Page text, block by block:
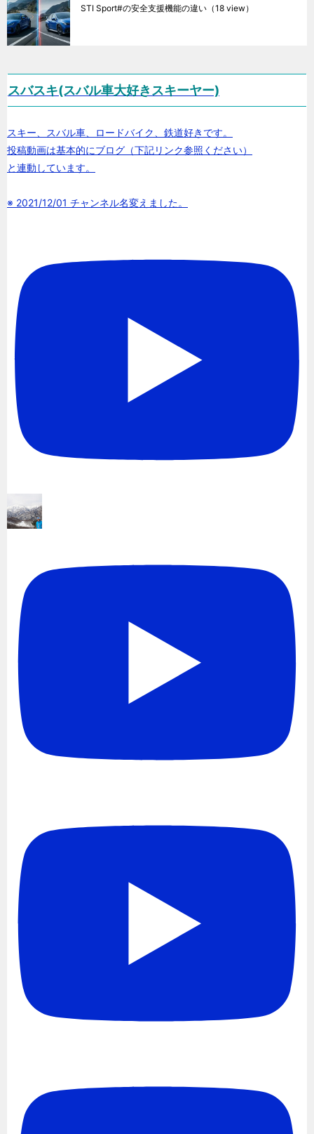
STI Sport#の安全支援機能の違い （18 view）
スバスキ(スバル車大好きスキーヤー)
スキー、スバル車、ロードバイク、鉄道好きです。
投稿動画は基本的にブログ（下記リンク参照ください）
と連動しています。
※ 2021/12/01 チャンネル名変えました。